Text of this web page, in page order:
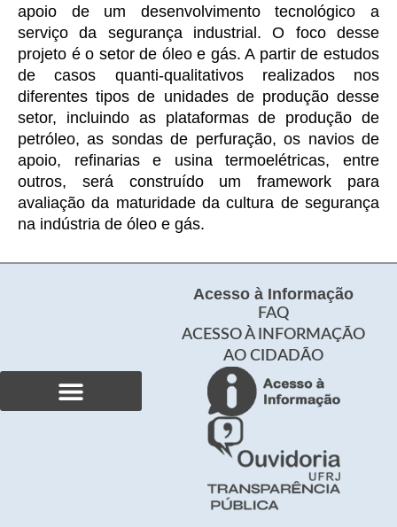
apoio de um desenvolvimento tecnológico a
serviço da segurança industrial. O foco desse
projeto é o setor de óleo e gás. A partir de estudos
de casos quanti-qualitativos realizados nos
diferentes tipos de unidades de produção desse
setor, incluindo as plataformas de produção de
petróleo, as sondas de perfuração, os navios de
apoio, refinarias e usina termoelétricas, entre
outros, será construído um framework para
avaliação da maturidade da cultura de segurança
na indústria de óleo e gás.
Acesso à Informação
FAQ
ACESSO À INFORMAÇÃO
AO CIDADÃO